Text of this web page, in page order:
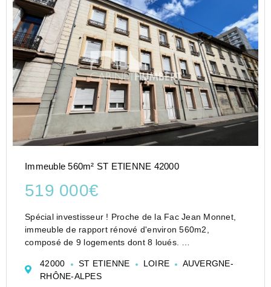
Immeuble 560m² ST ETIENNE 42000
519 000€
Spécial investisseur ! Proche de la Fac Jean Monnet,
immeuble de rapport rénové d'environ 560m2,
composé de 9 logements dont 8 loués.
de 50 m2 jusqu'à 92 m2 dont 2 duplex et 1 F4 de 93
42000 ST ETIENNE LOIRE
AUVERGNE-
RHÔNE-ALPES